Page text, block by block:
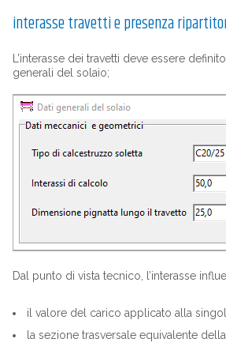
interasse travetti e presenza
L’interasse dei travetti deve essere
generali del solaio;
Dal punto di vista tecnico, l’interasse
il valore del carico applicato alla
la sezione trasversale equivalente